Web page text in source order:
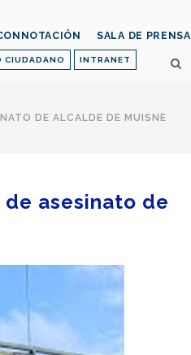
CIUDADANO INTRANET
SALA DE PRENSA
DE ALCALDE DE MUISNE
asesinato de